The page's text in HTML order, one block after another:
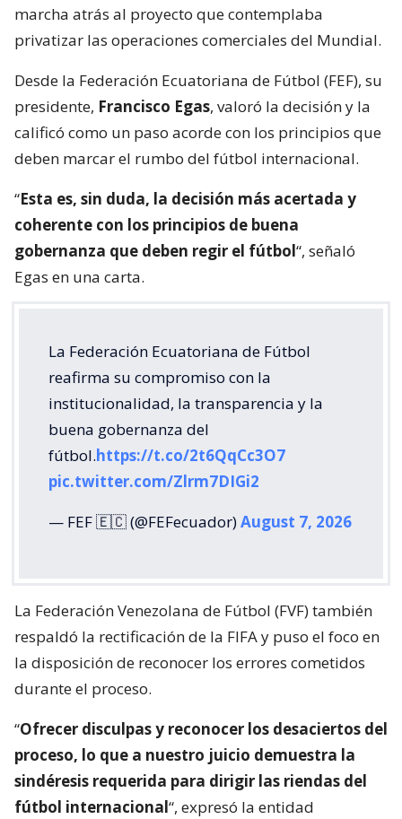
marcha atrás al proyecto que contemplaba
privatizar las operaciones comerciales del Mundial.
Desde la Federación Ecuatoriana de Fútbol (FEF), su
presidente, Francisco Egas, valoró la decisión y la
calificó como un paso acorde con los principios que
deben marcar el rumbo del fútbol internacional.
“Esta es, sin duda, la decisión más acertada y
coherente con los principios de buena
gobernanza que deben regir el fútbol“, señaló
Egas en una carta.
La Federación Ecuatoriana de Fútbol
reafirma su compromiso con la
institucionalidad, la transparencia y la
buena gobernanza del
fútbol.https://t.co/2t6QqCc3O7
pic.twitter.com/Zlrm7DIGi2
— FEF 🇪🇨 (@FEFecuador)August 7, 2026
La Federación Venezolana de Fútbol (FVF) también
respaldó la rectificación de la FIFA y puso el foco en
la disposición de reconocer los errores cometidos
durante el proceso.
“Ofrecer disculpas y reconocer los desaciertos del
proceso, lo que a nuestro juicio demuestra la
sindéresis requerida para dirigir las riendas del
fútbol internacional“, expresó la entidad